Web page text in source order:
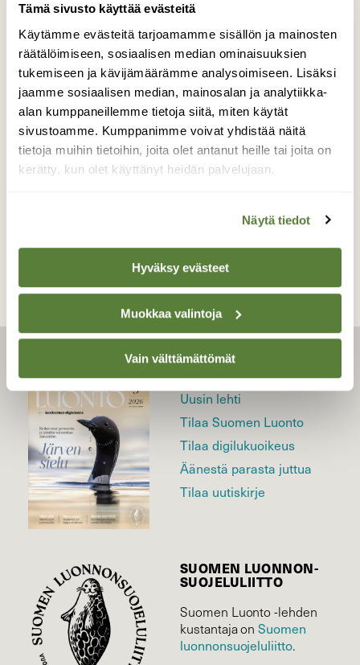
Tämä sivusto käyttää evästeitä
Käytämme evästeitä tarjoamamme sisällön ja mainosten
räätälöimiseen, sosiaalisen median ominaisuuksien
tukemiseen ja kävijämäärämme analysoimiseen. Lisäksi
jaamme sosiaalisen median, mainosalan ja analytiikka-
alan kumppaneillemme tietoja siitä, miten käytät
sivustoamme. Kumppanimme voivat yhdistää näitä
tietoja muihin tietoihin, joita olet antanut heille tai joita on
kerätty, kun olet käyttänyt heidän palvelujaan.
Näytä tiedot
Hyväksy evästeet
Muokkaa valintoja
Vain välttämättömät
Pikkukäenrieska
Kevään hentoja kukkia nurmella.
Valokuvaaja: Liisa Niiva-Korpela, Lappeenranta
2.5.2026
TAKAISIN LISTAAN
LEHTI
Uusin lehti
Tilaa Suomen Luonto
Tilaa digilukuoikeus
Äänestä parasta juttua
Tilaa uutiskirje
SUOMEN LUONNON­
SUOJELU­LIITTO
Suomen Luonto -lehden
kustantaja onSuomen
luonnonsuojelu­liitto.